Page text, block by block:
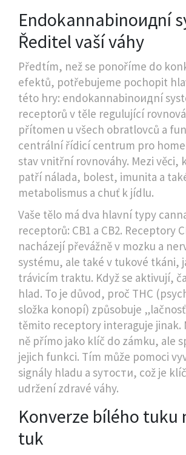
Endokannabinoидní
Ředitel vaší váhy
Předtím, než se ponoříme do
efektů, potřebujeme pochopit
této hry: endokannabinoидní
receptorů v těle regulující
přítomen u všech obratlovců a
centrální řídicí centrum pro
stav vnitřní rovnováhy. Mezi věci,
patří nálada, bolest, imunita a
metabolismus a chuť k jídlu.
Vaše tělo má dva hlavní typy
receptorů: CB1 a CB2. Receptory
nacházejí převážně v mozku a
systému, ale také v tukové tkáni,
trávicím traktu. Když se aktivují,
hlad. To je důvod, proč THC
složka konopí) způsobuje
těmito receptory interaguje jinak.
ně přímo jako klíč do zámku, ale
jejich funkci. Tím může pomoci
signály hladu a syтости, což je
udržení zdravé váhy.
Konverze bílého tuku
tuk